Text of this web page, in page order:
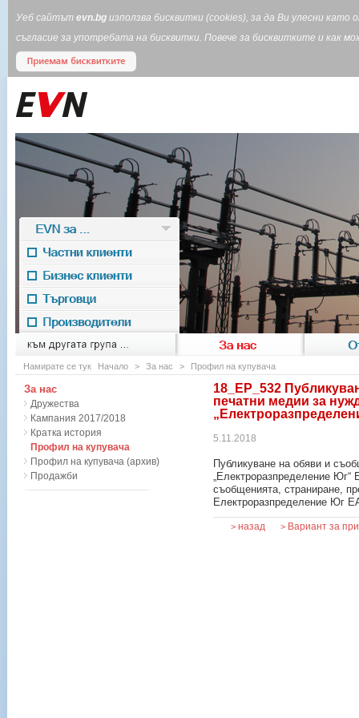
Уеб сайтът evn.bg използва бисквитки (cookies), за да Ви улесни
съгласие за употребата на бисквитки. Повече за бисквитките и
към другата група ... За нас
EVN for
EVN за ...
Частни клиенти
Бизнес клиенти
Търговци
Производители
Намирате се тук Начало > За нас > Профил на купувача
18_EP_532
печатни медии за
5.11.2018
Публикуване на обяви и
„Електроразпределение Юг“
съобщенията, страниране,
Електроразпределение Юг
> назад > Вариант за
За нас
Дружества
Кампания 2017/2018
Кратка история
Профил на купувача
Профил на купувача (архив)
Продажби